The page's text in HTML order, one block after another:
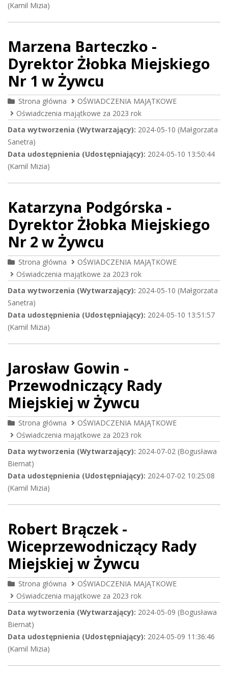
(Kamil Mizia)
Marzena Barteczko -
Dyrektor Żłobka Miejskiego
Nr 1 w Żywcu
Strona główna
OŚWIADCZENIA MAJĄTKOWE
Oświadczenia majątkowe za 2023 rok
Data wytworzenia (Wytwarzający): 2024-05-10 (Małgorzata
Sanetra)
Data udostępnienia (Udostępniający): 2024-05-10 13:50:44
(Kamil Mizia)
Katarzyna Podgórska -
Dyrektor Żłobka Miejskiego
Nr 2 w Żywcu
Strona główna
OŚWIADCZENIA MAJĄTKOWE
Oświadczenia majątkowe za 2023 rok
Data wytworzenia (Wytwarzający): 2024-05-10 (Małgorzata
Sanetra)
Data udostępnienia (Udostępniający): 2024-05-10 13:51:57
(Kamil Mizia)
Jarosław Gowin -
Przewodniczący Rady
Miejskiej w Żywcu
Strona główna
OŚWIADCZENIA MAJĄTKOWE
Oświadczenia majątkowe za 2023 rok
Data wytworzenia (Wytwarzający): 2024-07-02 (Bogusława
Biernat)
Data udostępnienia (Udostępniający): 2024-07-02 10:25:08
(Kamil Mizia)
Robert Brączek -
Wiceprzewodniczący Rady
Miejskiej w Żywcu
Strona główna
OŚWIADCZENIA MAJĄTKOWE
Oświadczenia majątkowe za 2023 rok
Data wytworzenia (Wytwarzający): 2024-05-09 (Bogusława
Biernat)
Data udostępnienia (Udostępniający): 2024-05-09 11:36:46
(Kamil Mizia)